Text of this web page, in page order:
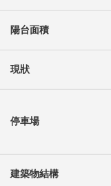
陽台面積
現狀
停車場
建築物結構